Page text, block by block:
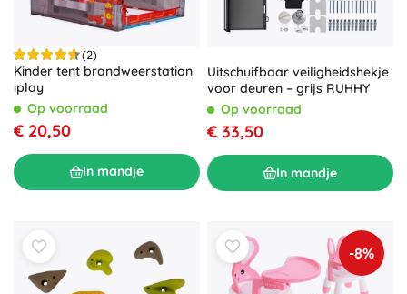
(2)
Kinder tent brandweerstation
iplay
Op voorraad
€ 20,50
In mandje
Uitschuifbaar veiligheidshekje
voor deuren – grijs RUHHY
Op voorraad
€ 33,50
In mandje
-8%